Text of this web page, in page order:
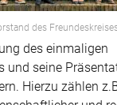
des
des einmaligen
und seine
Hierzu zählen